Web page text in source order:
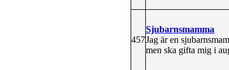
457
Sjubarnsmamma
Jag är en
men ska gifta mig i